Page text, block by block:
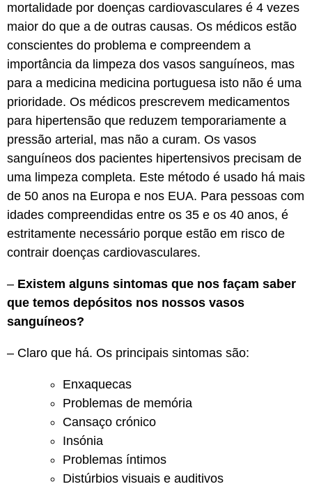
mortalidade por doenças cardiovasculares é 4 vezes
maior do que a de outras causas. Os médicos estão
conscientes do problema e compreendem a
importância da limpeza dos vasos sanguíneos, mas
para a medicina medicina portuguesa isto não é uma
prioridade. Os médicos prescrevem medicamentos
para hipertensão que reduzem temporariamente a
pressão arterial, mas não a curam. Os vasos
sanguíneos dos pacientes hipertensivos precisam de
uma limpeza completa. Este método é usado há mais
de 50 anos na Europa e nos EUA. Para pessoas com
idades compreendidas entre os 35 e os 40 anos, é
estritamente necessário porque estão em risco de
contrair doenças cardiovasculares.
– Existem alguns sintomas que nos façam saber
que temos depósitos nos nossos vasos
sanguíneos?
– Claro que há. Os principais sintomas são:
Enxaquecas
Problemas de memória
Cansaço crónico
Insónia
Problemas íntimos
Distúrbios visuais e auditivos